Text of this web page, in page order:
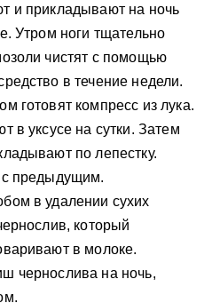
и прикладывают на ночь
Утром ноги тщательно
чистят с помощью
в течение недели.
готовят компресс из лука.
в уксусе на сутки. Затем
по лепестку.
с предыдущим.
в удалении сухих
который
в молоке.
чернослива на ночь,